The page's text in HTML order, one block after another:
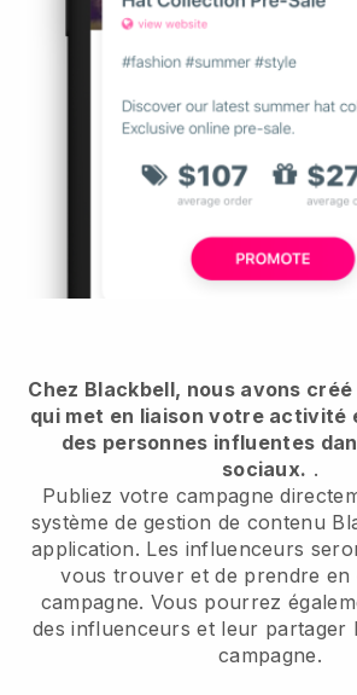
Chez Blackbell, nous avons
qui met en liaison votre activité
des personnes influentes
sociaux. .
Publiez votre campagne
système de gestion de contenu
application. Les influenceurs
vous trouver et de prendre en
campagne. Vous pourrez
des influenceurs et leur partager
campagne.